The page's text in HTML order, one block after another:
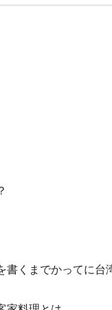
書くまでかってに台